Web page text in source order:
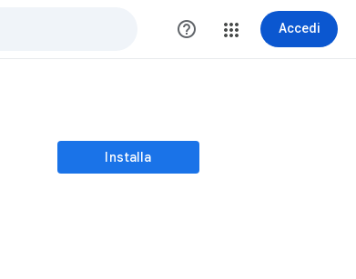
help_outline Accedi
Installa